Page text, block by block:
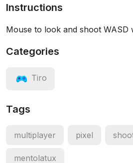
Instructions
Mouse to look and shoot WASD
Categories
Tiro
Tags
multiplayer pixel
mentolatux